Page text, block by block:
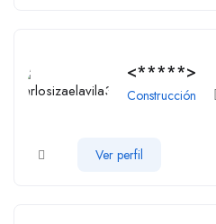
<*****>
Construcción
Ver perfil